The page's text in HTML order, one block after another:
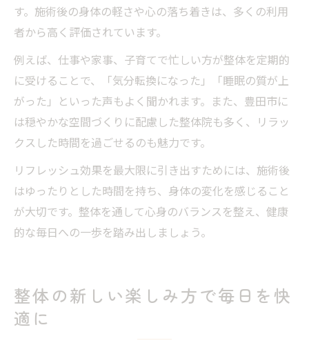
す。施術後の身体の軽さや心の落ち着きは、多くの利用
者から高く評価されています。
例えば、仕事や家事、子育てで忙しい方が整体を定期的
に受けることで、「気分転換になった」「睡眠の質が上
がった」といった声もよく聞かれます。また、豊田市に
は穏やかな空間づくりに配慮した整体院も多く、リラッ
クスした時間を過ごせるのも魅力です。
リフレッシュ効果を最大限に引き出すためには、施術後
はゆったりとした時間を持ち、身体の変化を感じること
が大切です。整体を通して心身のバランスを整え、健康
的な毎日への一歩を踏み出しましょう。
整体の新しい楽しみ方で毎日を快
適に